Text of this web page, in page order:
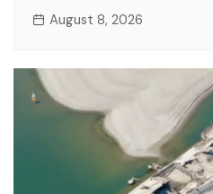
August 8, 2026